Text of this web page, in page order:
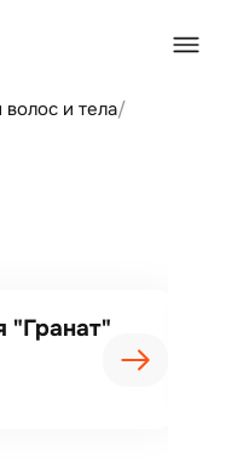
и тела/
"Гранат"